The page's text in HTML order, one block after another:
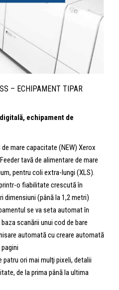
– ECHIPAMENT TIPAR
echipament de
mare capacitate (NEW) Xerox
tavă de alimentare de mare
pentru coli extra-lungi (XLS).
o fiabilitate crescută în
dimensiuni (până la 1,2 metri)
se va seta automat în
scanării unui cod de bare
automată cu creare automată
patru ori mai mulţi pixeli, detalii
de la prima până la ultima